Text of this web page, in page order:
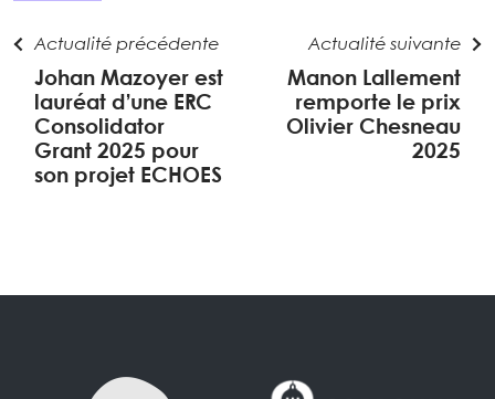
Actualité précédente
Johan Mazoyer est
lauréat d’une ERC
Consolidator
Grant 2025 pour
son projet ECHOES
Actualité suivante
Manon Lallement
remporte le prix
Olivier Chesneau
2025